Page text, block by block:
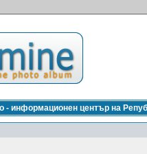
- информационен център на